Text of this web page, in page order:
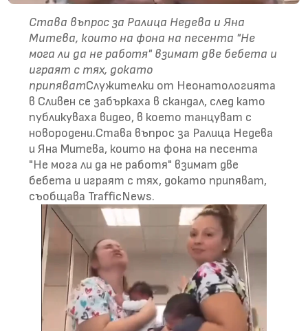
Става въпрос за Ралица Недева и Яна
Митева, които на фона на песента "Не
мога ли да не работя" взимат две бебета и
играят с тях, докато
припяватСлужителки от Неонатологията
в Сливен се забъркаха в скандал, след като
публикуваха видео, в което танцуват с
новородени.Става въпрос за Ралица Недева
и Яна Митева, които на фона на песента
"Не мога ли да не работя" взимат две
бебета и играят с тях, докато припяват,
съобщава TrafficNews.